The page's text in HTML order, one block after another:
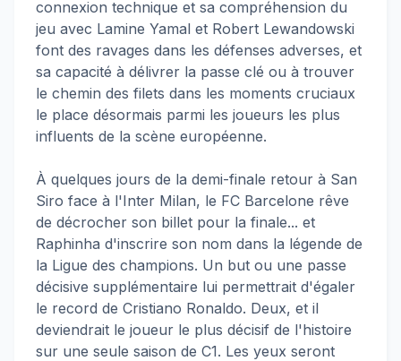
connexion technique et sa compréhension du
jeu avec Lamine Yamal et Robert Lewandowski
font des ravages dans les défenses adverses, et
sa capacité à délivrer la passe clé ou à trouver
le chemin des filets dans les moments cruciaux
le place désormais parmi les joueurs les plus
influents de la scène européenne.
À quelques jours de la demi-finale retour à San
Siro face à l'Inter Milan, le FC Barcelone rêve
de décrocher son billet pour la finale... et
Raphinha d'inscrire son nom dans la légende de
la Ligue des champions. Un but ou une passe
décisive supplémentaire lui permettrait d'égaler
le record de Cristiano Ronaldo. Deux, et il
deviendrait le joueur le plus décisif de l'histoire
sur une seule saison de C1. Les yeux seront